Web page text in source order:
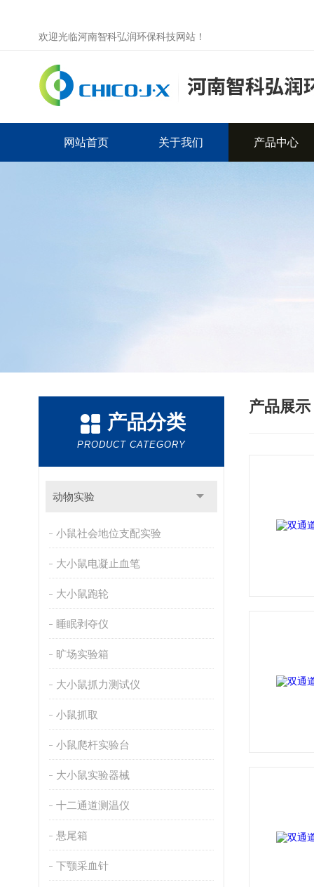
欢迎光临河南智科弘润环保科技网站！
网站首页 关于我们 产品中心
产品分类
PRODUCT CATEGORY
动物实验
小鼠社会地位支配实验
大小鼠电凝止血笔
大小鼠跑轮
睡眠剥夺仪
旷场实验箱
大小鼠抓力测试仪
小鼠抓取
小鼠爬杆实验台
大小鼠实验器械
十二通道测温仪
悬尾箱
下颚采血针
产品展示